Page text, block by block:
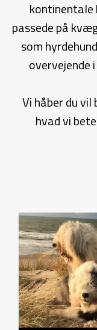
kontinentale
passede på
som
overvejende
Vi håber du
hvad vi